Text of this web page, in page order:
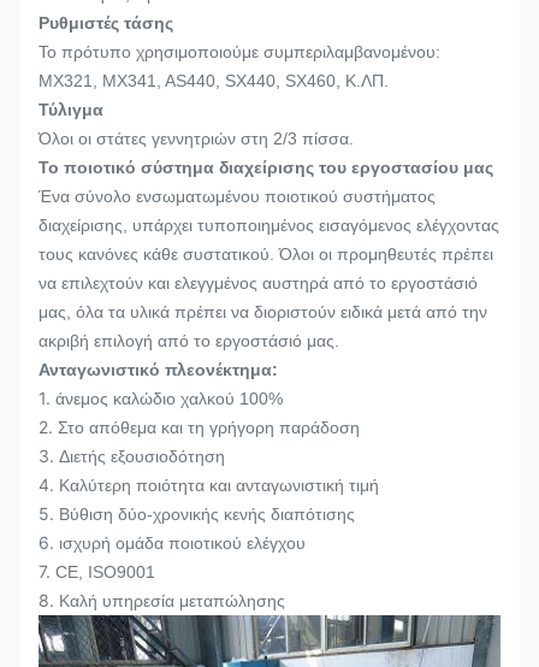
Ρυθμιστές τάσης
Το πρότυπο χρησιμοποιούμε συμπεριλαμβανομένου:
MX321, MX341, AS440, SX440, SX460, Κ.ΛΠ.
Τύλιγμα
Όλοι οι στάτες γεννητριών στη 2/3 πίσσα.
Το ποιοτικό σύστημα διαχείρισης του εργοστασίου μας
Ένα σύνολο ενσωματωμένου ποιοτικού συστήματος
διαχείρισης, υπάρχει τυποποιημένος εισαγόμενος ελέγχοντας
τους κανόνες κάθε συστατικού. Όλοι οι προμηθευτές πρέπει
να επιλεχτούν και ελεγγμένος αυστηρά από το εργοστάσιό
μας, όλα τα υλικά πρέπει να διοριστούν ειδικά μετά από την
ακριβή επιλογή από το εργοστάσιό μας.
Ανταγωνιστικό πλεονέκτημα:
1. άνεμος καλώδιο χαλκού 100%
2. Στο απόθεμα και τη γρήγορη παράδοση
3. Διετής εξουσιοδότηση
4. Καλύτερη ποιότητα και ανταγωνιστική τιμή
5. Βύθιση δύο-χρονικής κενής διαπότισης
6. ισχυρή ομάδα ποιοτικού ελέγχου
7. CE, ISO9001
8. Καλή υπηρεσία μεταπώλησης